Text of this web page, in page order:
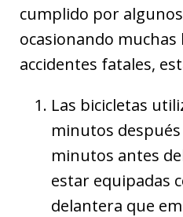
cumplido por
ocasionando muchas
accidentes fatales,
Las bicicletas
minutos
minutos antes
estar equipadas
delantera que